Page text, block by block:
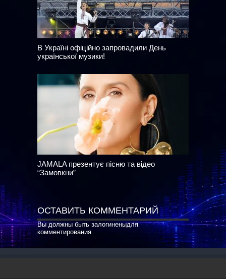
В Україні офіційно запровадили День
української музики!
JAMALA презентує пісню та відео
“Замовкни”
ОСТАВИТЬ КОММЕНТАРИЙ
Вы должны быть залогиненыдля
комментирования